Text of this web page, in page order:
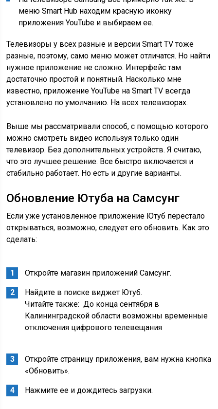
меню Smart Hub находим красную иконку
приложения YouTube и выбираем ее.
Телевизоры у всех разные и версии Smart TV тоже
разные, поэтому, само меню может отличатся. Но найти
нужное приложение не сложно. Интерфейс там
достаточно простой и понятный. Насколько мне
известно, приложение YouTube на Smart TV всегда
установлено по умолчанию. На всех телевизорах.
Выше мы рассматривали способ, с помощью которого
можно смотреть видео используя только один
телевизор. Без дополнительных устройств. Я считаю,
что это лучшее решение. Все быстро включается и
стабильно работает. Но есть и другие варианты.
Обновление Ютуба на Самсунг
Если уже установленное приложение Ютуб перестало
открываться, возможно, следует его обновить. Как это
сделать:
Откройте магазин приложений Самсунг.
Найдите в поиске виджет Ютуб.
Читайте также: До конца сентября в
Калининградской области возможны временные
отключения цифрового телевещания
Откройте страницу приложения, вам нужна кнопка
«Обновить».
Нажмите ее и дождитесь загрузки.